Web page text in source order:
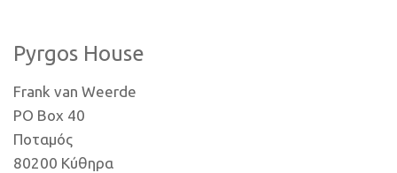
Pyrgos House
Frank van Weerde
PO Box 40
Ποταμός
80200 Κύθηρα